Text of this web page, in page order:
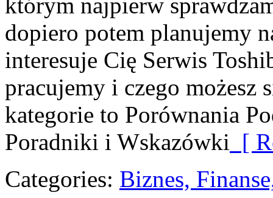
którym najpierw
dopiero potem planujemy
interesuje Cię Serwis
pracujemy i czego możesz
kategorie to Porównania
Poradniki i Wskazówki [
Categories: Biznes,